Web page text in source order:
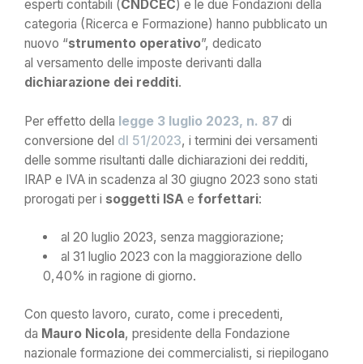
esperti contabili (CNDCEC) e le due Fondazioni della
categoria (Ricerca e Formazione) hanno pubblicato un
nuovo “strumento operativo”, dedicato
al versamento delle imposte derivanti dalla
dichiarazione dei redditi.
Per effetto della legge 3 luglio 2023, n. 87 di
conversione del dl 51/2023, i termini dei versamenti
delle somme risultanti dalle dichiarazioni dei redditi,
IRAP e IVA in scadenza al 30 giugno 2023 sono stati
prorogati per i soggetti ISA e forfettari:
al 20 luglio 2023, senza maggiorazione;
al 31 luglio 2023 con la maggiorazione dello
0,40% in ragione di giorno.
Con questo lavoro, curato, come i precedenti,
da Mauro Nicola, presidente della Fondazione
nazionale formazione dei commercialisti, si riepilogano